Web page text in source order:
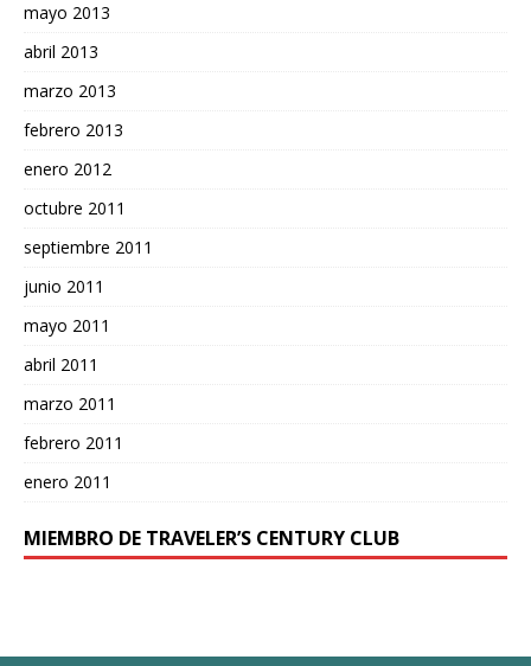
mayo 2013
abril 2013
marzo 2013
febrero 2013
enero 2012
octubre 2011
septiembre 2011
junio 2011
mayo 2011
abril 2011
marzo 2011
febrero 2011
enero 2011
MIEMBRO DE TRAVELER’S CENTURY CLUB